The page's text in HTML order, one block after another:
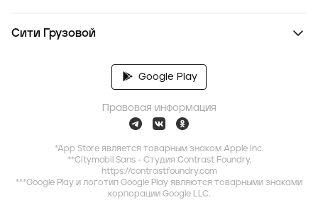
Сити Грузовой
Google Play
Правовая информация
*App Store является товарным знаком Apple Inc.
**Citymobil Sans - Студия Contrast Foundry,
https://contrastfoundry.com
***Google Play и логотип Google Play являются товарными знаками
корпорации Google LLC.